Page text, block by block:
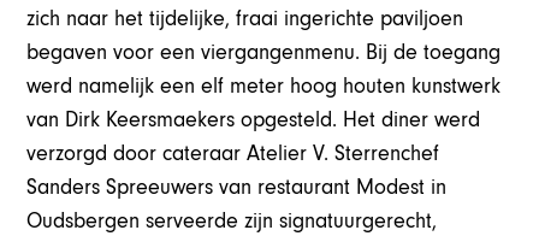
zich naar het tijdelijke, fraai ingerichte paviljoen
begaven voor een viergangenmenu. Bij de toegang
werd namelijk een elf meter hoog houten kunstwerk
van Dirk Keersmaekers opgesteld. Het diner werd
verzorgd door cateraar Atelier V. Sterrenchef
Sanders Spreeuwers van restaurant Modest in
Oudsbergen serveerde zijn signatuurgerecht,